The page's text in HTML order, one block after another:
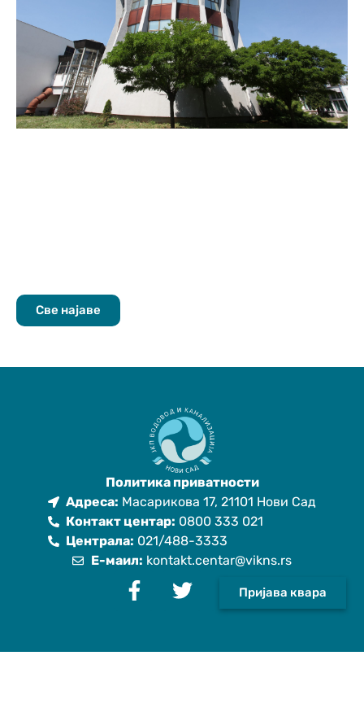
Све најаве
Пријава квара
Политика приватности
Адреса: Масарикова 17, 21101 Нови Сад
Контакт центар: 0800 333 021
Централа: 021/488-3333
Е-маил: kontakt.centar@vikns.rs